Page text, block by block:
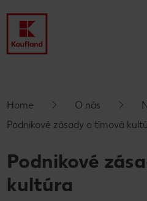
Prejsť na
Päta
Naše hodnoty
Podnikové zásady a tímová
Compliance
Ocenenia
Účtovné dokumenty
Regionálny sortiment
Naša zodpovednosť
Rozhodujú činy
CSR správy
Tlačové správy
Nehnuteľnosti
Rozvoj nehnuteľností
Home O nás
Podnikové zásady a tímová
Podnikové
kultúra